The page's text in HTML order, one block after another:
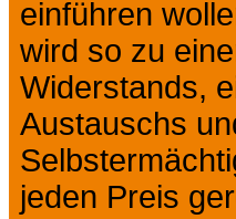
einführen
wird so zu
Widerstands,
Austauschs
jeden Preis